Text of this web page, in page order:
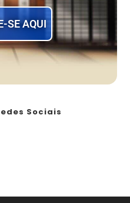
SE AQUI
Sociais